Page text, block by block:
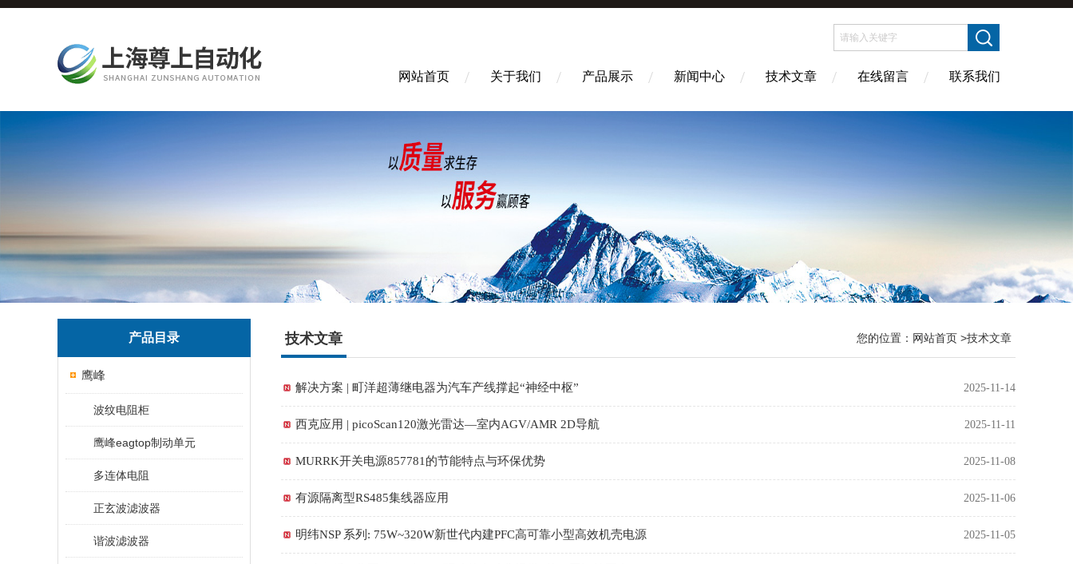
网站首页 关于我们 产品展示 新闻中心 技术文章 在线留言 联系我们
产品目录
鹰峰
波纹电阻柜
鹰峰eagtop制动单元
多连体电阻
正玄波滤波器
谐波滤波器
技术文章 您的位置： 网站首页 >技术文章
解决方案 | 町洋超薄继电器为汽车产线撑起“神经中枢” 2025-11-14
西克应用 | picoScan120激光雷达—室内AGV/AMR 2D导航 2025-11-11
MURRK开关电源857781的节能特点与环保优势 2025-11-08
有源隔离型RS485集线器应用 2025-11-06
明纬NSP 系列: 75W~320W新世代内建PFC高可靠小型高效机壳电源 2025-11-05